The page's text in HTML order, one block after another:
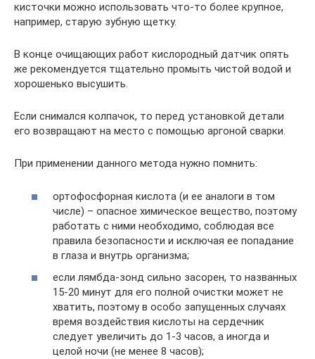
кисточки можно использовать что-то более крупное,
например, старую зубную щетку.
В конце очищающих работ кислородный датчик опять
же рекомендуется тщательно промыть чистой водой и
хорошенько высушить.
Если снимался колпачок, то перед установкой детали
его возвращают на место с помощью аргоной сварки.
При применении данного метода нужно помнить:
ортофосфорная кислота (и ее аналоги в том
числе) – опасное химическое вещество, поэтому
работать с ними необходимо, соблюдая все
правила безопасности и исключая ее попадание
в глаза и внутрь организма;
если лямбда-зонд сильно засорен, то названных
15-20 минут для его полной очистки может не
хватить, поэтому в особо запущенных случаях
время воздействия кислоты на сердечник
следует увеличить до 1-3 часов, а иногда и
целой ночи (не менее 8 часов);